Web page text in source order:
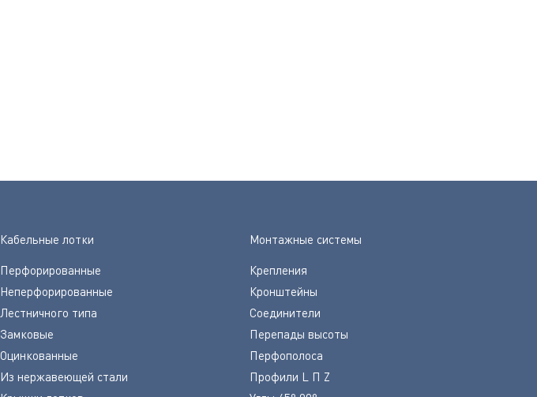
Кабельные лотки
Перфорированные
Неперфорированные
Лестничного типа
Замковые
Оцинкованные
Из нержавеющей стали
Монтажные системы
Крепления
Кронштейны
Соединители
Перепады высоты
Перфополоса
Профили L П Z